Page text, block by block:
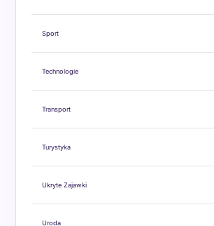
Sport
Technologie
Transport
Turystyka
Ukryte Zajawki
Uroda